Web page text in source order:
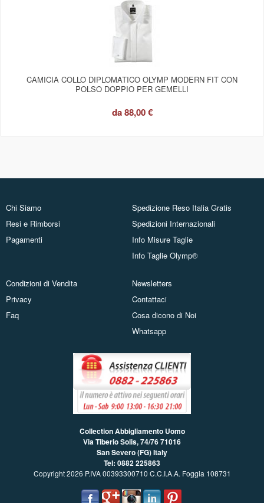
CAMICIA COLLO DIPLOMATICO OLYMP MODERN FIT CON
POLSO DOPPIO PER GEMELLI
da88,00 €
Chi Siamo
Resi e Rimborsi
Pagamenti
Spedizione Reso Italia Gratis
Spedizioni Internazionali
Info Misure Taglie
Info Taglie Olymp®
Condizioni di Vendita
Privacy
Faq
Newsletters
Contattaci
Cosa dicono di Noi
Whatsapp
Collection Abbigliamento Uomo
Via Tiberio Solis, 74/7671016
San Severo (FG) Italy
Tel: 0882 225863
Copyright 2026 P.IVA 00393300710 C.C.I.A.A. Foggia 108731